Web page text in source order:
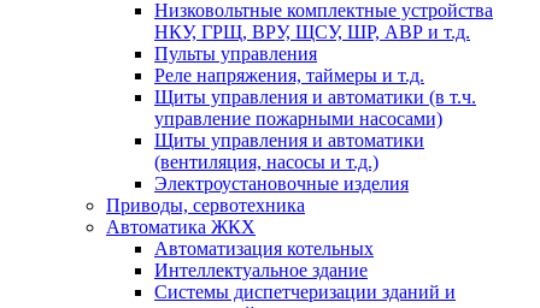
Низковольтные комплектные устройства
НКУ, ГРЩ, ВРУ, ЩСУ, ШР, АВР и т.д.
Пульты управления
Реле напряжения, таймеры и т.д.
Щиты управления и автоматики (в т.ч.
управление пожарными насосами)
Щиты управления и автоматики
(вентиляция, насосы и т.д.)
Электроустановочные изделия
Приводы, сервотехника
Автоматика ЖКХ
Автоматизация котельных
Интеллектуальное здание
Системы диспетчеризации зданий и